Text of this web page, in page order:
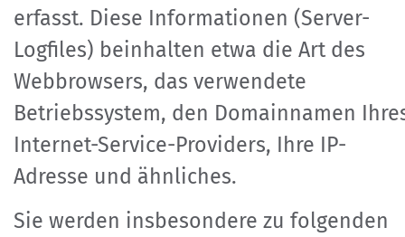
erfasst. Diese Informationen (Server-
Logfiles) beinhalten etwa die Art des
Webbrowsers, das verwendete
Betriebssystem, den Domainnamen
Internet-Service-Providers, Ihre IP-
Adresse und ähnliches.
Sie werden insbesondere zu folgenden